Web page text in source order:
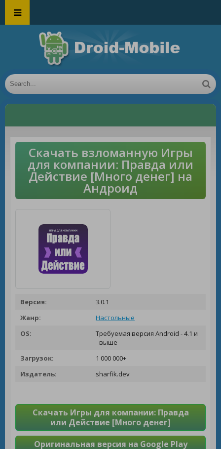
Скачать взломанную Игры
для компании: Правда или
Действие [Много денег] на
Андроид
Версия:
3.0.1
Жанр:
Настольные
OS:
Требуемая версия Android - 4.1 и
выше
Загрузок:
1 000 000+
Издатель:
sharfik.dev
Скачать Игры для компании: Правда
или Действие [Много денег]
Оригинальная версия на Google Play